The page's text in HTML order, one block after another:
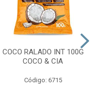
COCO RALADO INT 100G
COCO & CIA
Código: 6715